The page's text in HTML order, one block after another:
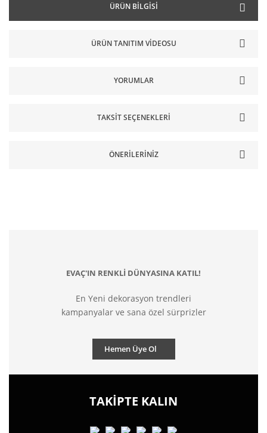
ÜRÜN BILGISI
ÜRÜN TANITIM VİDEOSU
YORUMLAR
TAKSIT SEÇENEKLERI
ÖNERILERINIZ
EVAÇ'IN RENKLİ DÜNYASINA KATIL!
En Yeni dekorasyon trendleri
kampanyalar ve sana özel sürprizler
Hemen Üye Ol
TAKİPTE KALIN